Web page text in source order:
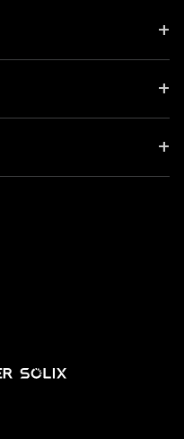
+
+
+